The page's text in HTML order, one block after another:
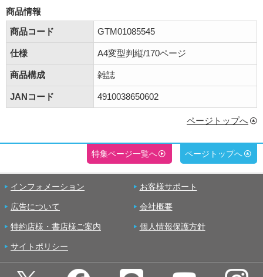
商品情報
商品コード
GTM01085545
仕様 A4変型判縦/170ページ
商品構成 雑誌
JANコード 4910038650602
ページトップへ
特集ページ一覧へ ページトップへ
インフォメーション お客様サポート
広告について 会社概要
特約店様・書店様ご案内 個人情報保護方針
サイトポリシー